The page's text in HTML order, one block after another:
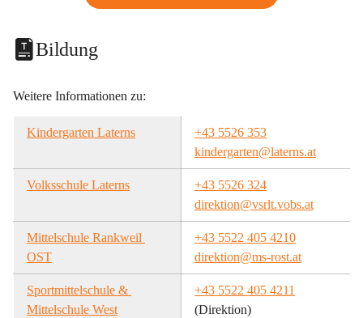
Bildung
Weitere Informationen zu:
Kindergarten Laterns
+43 5526 353
kindergarten@laterns.at
Volksschule Laterns
+43 5526 324
direktion@vsrlt.vobs.at
Mittelschule Rankweil
OST
+43 5522 405 4210
direktion@ms-rost.at
Sportmittelschule &
Mittelschule West
+43 5522 405 4211
(Direktion)